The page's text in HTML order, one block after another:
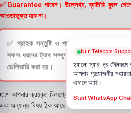
✅Guarantee পাবেন। উল্লেখ্য, ব্যাটারি ফুলে গেলে
আওতাভুক্ত হবে না।
✅ গ্রাহক সন্তুষ্টি ও পণ্যের স্বচ্ছতা নিশ্চিত করতে
সকল ধরনের ট্যাব সম্পূর্ণরূপে যাচাই (Check)
ডেলিভারি করা হয়।
👉 আপনার ক্রয়কৃত ডিসপ্লে স্থায়ী ভাবে লাগানোর আগে
এবং অন্যান্য বিষয় ঠিক আছে কিনা। শতভাগ নিশ্চিত
Nur Telecom
হ্যালো স্যার! নূর
আপনার প্রয়োজনীয়
এখানে আছি।
Start WhatsApp